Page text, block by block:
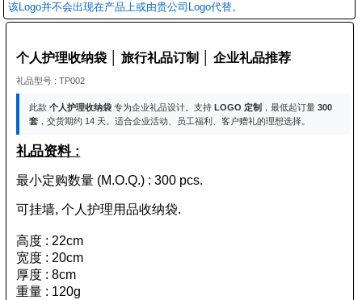
该Logo并不会出现在产品上或由贵公司Logo代替。
个人护理收纳袋 │ 旅行礼品订制 │ 企业礼品推荐
礼品型号 : TP002
此款 个人护理收纳袋专为企业礼品设计。支持 LOGO 定制 ，最低起订量 300
套，交货期约 14 天。适合企业活动、员工福利、客户赠礼的理想选择。
礼品资料 :
最小定购数量 (M.O.Q.) : 300 pcs.
可挂墙, 个人护理用品收纳袋.
高度 : 22cm
宽度 : 20cm
厚度 : 8cm
重量 : 120g